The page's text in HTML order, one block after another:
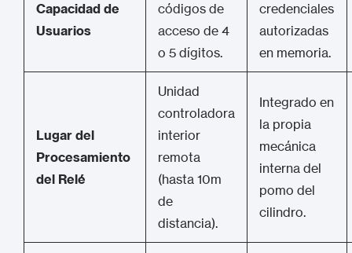
Capacidad de
Usuarios
códigos de
acceso de 4
o 5 dígitos.
credenciales
autorizadas
en memoria.
Lugar del
Procesamiento
del Relé
Unidad
controladora
interior
remota
(hasta 10m
de
distancia).
Integrado en
la propia
mecánica
interna del
pomo del
cilindro.